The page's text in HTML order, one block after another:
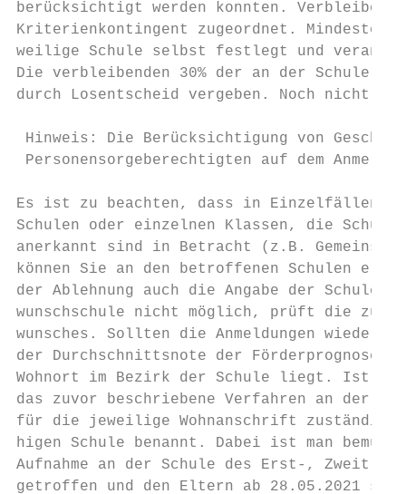
berücksichtigt werden konnten. Verbleiben
Kriterienkontingent zugeordnet.
weilige Schule selbst festlegt und
Die verbleibenden 30% der an der Schule
durch Losentscheid vergeben. Noch nicht
Hinweis: Die Berücksichtigung von
Personensorgeberechtigten auf dem
Es ist zu beachten, dass in Einzelfällen
Schulen oder einzelnen Klassen, die
anerkannt sind in Betracht (z.B.
können Sie an den betroffenen Schulen
der Ablehnung auch die Angabe der
wunschschule nicht möglich, prüft die
wunsches. Sollten die Anmeldungen
der Durchschnittsnote der Förderprognose
Wohnort im Bezirk der Schule liegt. Ist
das zuvor beschriebene Verfahren an der
für die jeweilige Wohnanschrift
higen Schule benannt. Dabei ist man
Aufnahme an der Schule des Erst-, Zweit-
getroffen und den Eltern ab 28.05.2021